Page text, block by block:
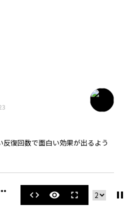
復回数で面白い効果が出るよう
code visibility fullscreen pause